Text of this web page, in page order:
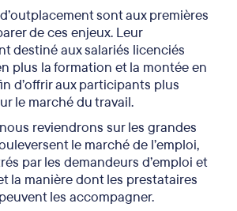
sont aux premières
de ces enjeux. Leur
destiné aux salariés licenciés
plus la formation et la montée en
d’offrir aux participants plus
le marché du travail.
reviendrons sur les grandes
le marché de l’emploi,
par les demandeurs d’emploi et
la manière dont les prestataires
les accompagner.